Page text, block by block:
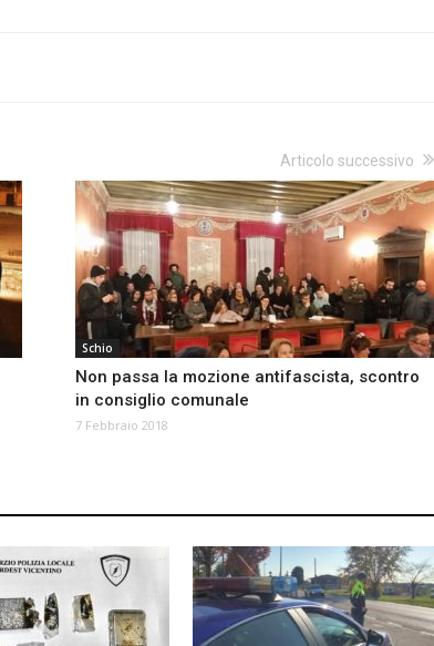
Articolo successivo
Schio
Non passa la mozione antifascista, scontro
in consiglio comunale
7 Febbraio 2018